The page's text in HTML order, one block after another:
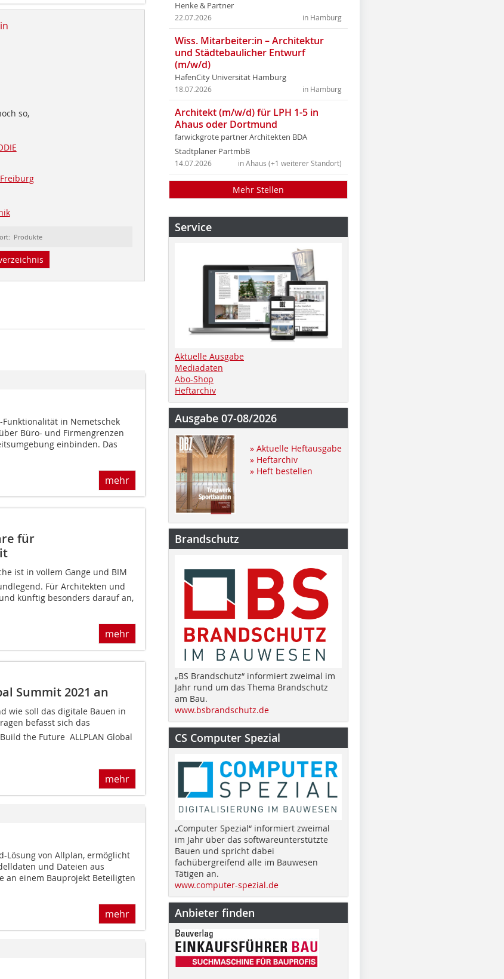
so,
Produkte
in Nemetschek
Büro- und Firmengrenzen
einbinden. Das
mehr
für
ist in vollem Gange und BIM
Für Architekten und
künftig besonders darauf an,
mehr
Summit 2021 an
wie soll das digitale Bauen in
befasst sich das
the Future  ALLPLAN Global
mehr
Lösung von Allplan, ermöglicht
und Dateien aus
an einem Bauprojekt Beteiligten
mehr
Henke & Partner
in Hamburg
22.07.2026
Wiss. Mitarbeiter:in – Architektur
und Städtebaulicher Entwurf
(m/w/d)
HafenCity Universität Hamburg
in Hamburg
18.07.2026
Architekt (m/w/d) für LPH 1-5 in
Ahaus oder Dortmund
farwickgrote partner Architekten BDA
Stadtplaner PartmbB
in Ahaus (+1 weiterer Standort)
14.07.2026
Mehr Stellen
Service
Aktuelle Ausgabe
Mediadaten
Abo-Shop
Heftarchiv
Ausgabe 07-08/2026
» Aktuelle Heftausgabe
» Heftarchiv
» Heft bestellen
Brandschutz
„BS Brandschutz“ informiert zweimal im
Jahr rund um das Thema Brandschutz
am Bau.
www.bsbrandschutz.de
CS Computer Spezial
„Computer Spezial“ informiert zweimal
im Jahr über das softwareunterstützte
Bauen und spricht dabei
fachübergreifend alle im Bauwesen
Tätigen an.
www.computer-spezial.de
Anbieter finden